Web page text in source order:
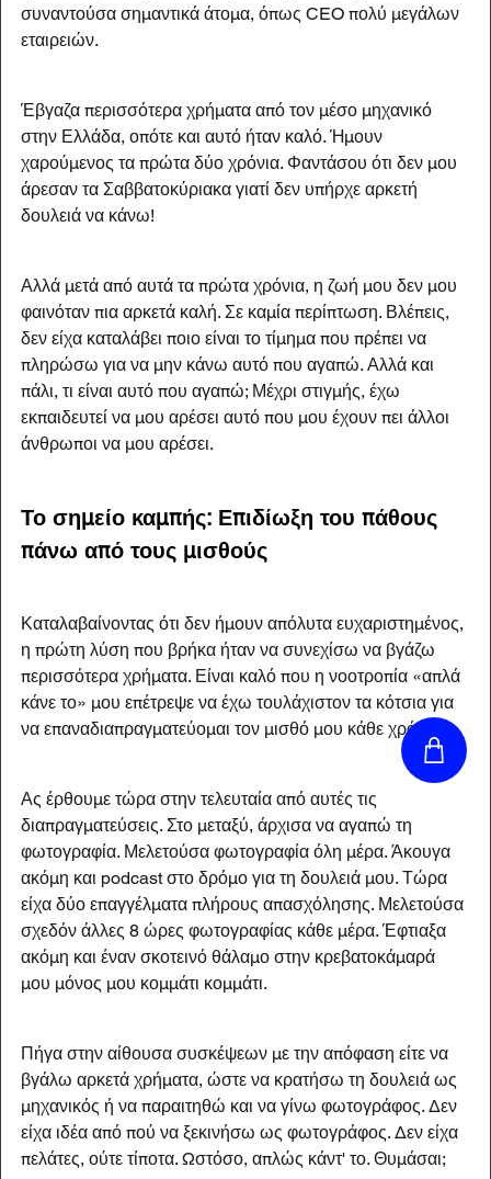
συναντούσα σημαντικά άτομα, όπως CEO πολύ μεγάλων
εταιρειών.
Έβγαζα περισσότερα χρήματα από τον μέσο μηχανικό
στην Ελλάδα, οπότε και αυτό ήταν καλό. Ήμουν
χαρούμενος τα πρώτα δύο χρόνια. Φαντάσου ότι δεν μου
άρεσαν τα Σαββατοκύριακα γιατί δεν υπήρχε αρκετή
δουλειά να κάνω!
Αλλά μετά από αυτά τα πρώτα χρόνια, η ζωή μου δεν μου
φαινόταν πια αρκετά καλή. Σε καμία περίπτωση. Βλέπεις,
δεν είχα καταλάβει ποιο είναι το τίμημα που πρέπει να
πληρώσω για να μην κάνω αυτό που αγαπώ. Αλλά και
πάλι, τι είναι αυτό που αγαπώ; Μέχρι στιγμής, έχω
εκπαιδευτεί να μου αρέσει αυτό που μου έχουν πει άλλοι
άνθρωποι να μου αρέσει.
Το σημείο καμπής: Επιδίωξη του πάθους
πάνω από τους μισθούς
Καταλαβαίνοντας ότι δεν ήμουν απόλυτα ευχαριστημένος,
η πρώτη λύση που βρήκα ήταν να συνεχίσω να βγάζω
περισσότερα χρήματα. Είναι καλό που η νοοτροπία «απλά
κάνε το» μου επέτρεψε να έχω τουλάχιστον τα κότσια για
να επαναδιαπραγματεύομαι τον μισθό μου κάθε χρόνο.
Ας έρθουμε τώρα στην τελευταία από αυτές τις
διαπραγματεύσεις. Στο μεταξύ, άρχισα να αγαπώ τη
φωτογραφία. Μελετούσα φωτογραφία όλη μέρα. Άκουγα
ακόμη και podcast στο δρόμο για τη δουλειά μου. Τώρα
είχα δύο επαγγέλματα πλήρους απασχόλησης. Μελετούσα
σχεδόν άλλες 8 ώρες φωτογραφίας κάθε μέρα. Έφτιαξα
ακόμη και έναν σκοτεινό θάλαμο στην κρεβατοκάμαρά
μου μόνος μου κομμάτι κομμάτι.
Πήγα στην αίθουσα συσκέψεων με την απόφαση είτε να
βγάλω αρκετά χρήματα, ώστε να κρατήσω τη δουλειά ως
μηχανικός ή να παραιτηθώ και να γίνω φωτογράφος. Δεν
είχα ιδέα από πού να ξεκινήσω ως φωτογράφος. Δεν είχα
πελάτες, ούτε τίποτα. Ωστόσο, απλώς κάντ' το. Θυμάσαι;